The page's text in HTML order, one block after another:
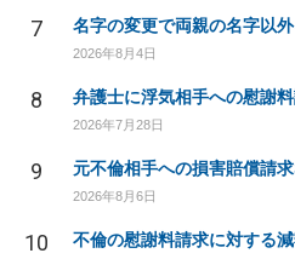
7 名字の変更で両親の名字以
2026年8月4日
8 弁護士に浮気相手への慰謝
2026年7月28日
9 元不倫相手への損害賠償請
2026年8月6日
10 不倫の慰謝料請求に対する